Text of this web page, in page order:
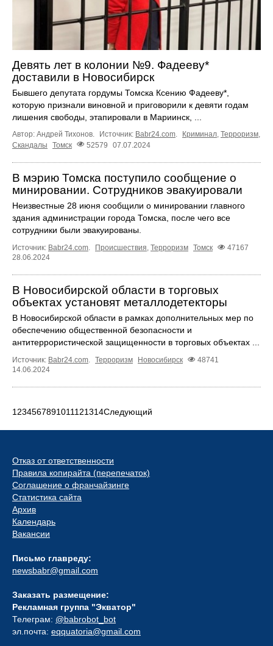
Девять лет в колонии №9. Фадееву*
доставили в Новосибирск
Бывшего депутата гордумы Томска Ксению Фадееву*,
которую признали виновной и приговорили к девяти годам
лишения свободы, этапировали в Мариинск, ...
Автор: Андрей Тихонов. Источник: Babr24.com. Криминал, Терроризм,
Скандалы
Томск 52579 07.07.2024
В мэрию Томска поступило сообщение о
минировании. Сотрудников эвакуировали
Неизвестные 28 июня сообщили о минировании главного
здания администрации города Томска, после чего все
сотрудники были эвакуированы.
Источник: Babr24.com Происшествия Терроризм Томск
47167
28.06.2024
В Новосибирской области в торговых
объектах установят металлодетекторы
В Новосибирской области в рамках дополнительных мер по
обеспечению общественной безопасности и
антитеррористической защищенности в торговых объектах ...
Источник: Babr24.com Терроризм Новосибирск
48741
14.06.2024
1 234567891011121314Следующий
Отказ от ответственности
Правила копирайта (перепечаток)
Соглашение о франчайзинге
Статистика сайта
Архив
Календарь
Вакансии
Письмо главреду:
newsbabr@gmail.com
Заказать размещение:
Рекламная группа "Экватор"
Телеграм: @babrobot_bot
эл.почта: eqquatoria@gmail.com